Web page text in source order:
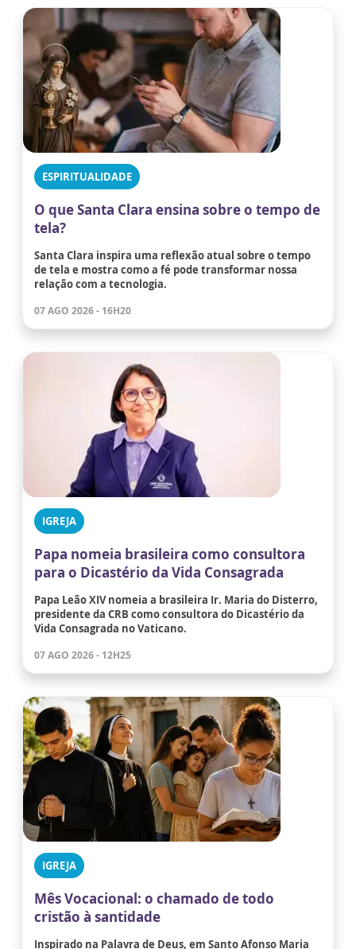
ESPIRITUALIDADE
O que Santa Clara ensina sobre o tempo de
tela?
Santa Clara inspira uma reflexão atual sobre o tempo
de tela e mostra como a fé pode transformar nossa
relação com a tecnologia.
07 AGO 2026 - 16H20
IGREJA
Papa nomeia brasileira como consultora
para o Dicastério da Vida Consagrada
Papa Leão XIV nomeia a brasileira Ir. Maria do Disterro,
presidente da CRB como consultora do Dicastério da
Vida Consagrada no Vaticano.
07 AGO 2026 - 12H25
IGREJA
Mês Vocacional: o chamado de todo
cristão à santidade
Inspirado na Palavra de Deus, em Santo Afonso Maria